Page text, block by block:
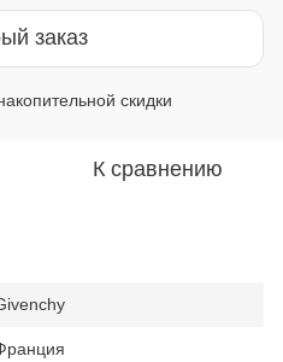
заказ
скидки
К сравнению